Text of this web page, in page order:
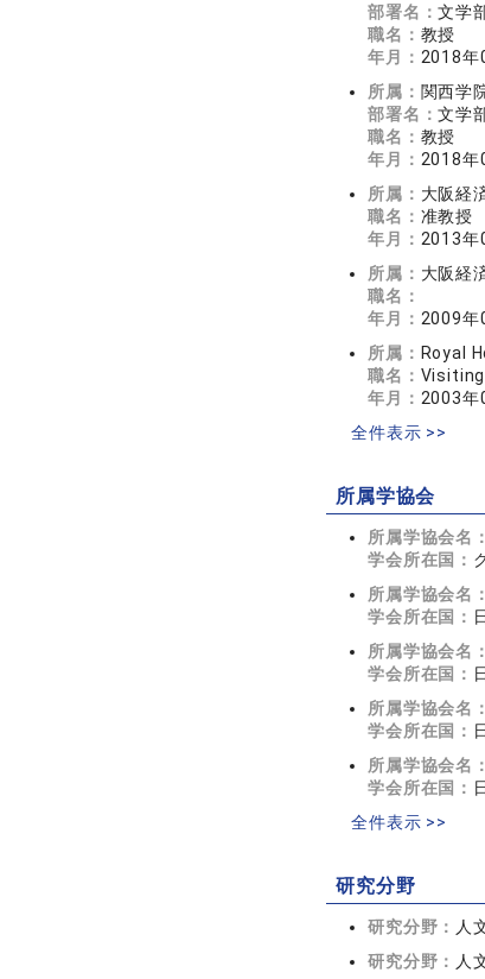
部署名：文学
職名： 教授
年月： 2018年
所属： 関西学
部署名：文学
職名： 教授
年月： 2018年
所属： 大阪経
職名： 准教授
年月： 2013年
所属： 大阪経
職名：
年月： 2009年
所属： Royal
職名：
年月： 2003年
全件表示 >>
所属学協会
所属学協会名：
学会所在国：
所属学協会名：
学会所在国：
所属学協会名：
学会所在国：
所属学協会名：
学会所在国：
所属学協会名：
学会所在国：
全件表示 >>
研究分野
研究分野： 人
研究分野： 人